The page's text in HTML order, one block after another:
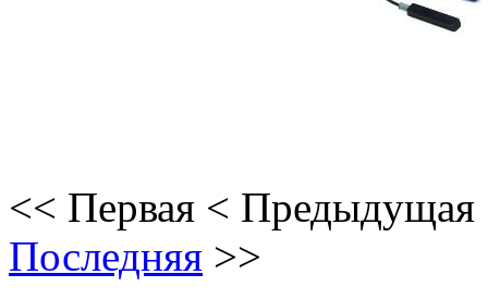
<< Первая < Предыдущая
Последняя >>